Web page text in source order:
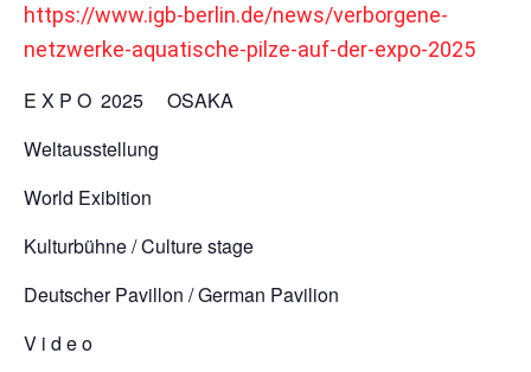
https://www.igb-berlin.de/news/verborgene-
netzwerke-aquatische-pilze-auf-der-expo-2025
E X P O 2025 OSAKA
Weltausstellung
World Exibition
Kulturbühne / Culture stage
Deutscher Pavillon / German Pavilion
V i d e o